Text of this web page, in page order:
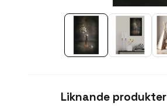
Liknande produkter